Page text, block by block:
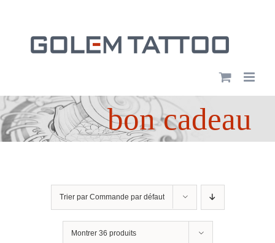
contenu
bon cadeau
Trier par Commande par défaut
Montrer 36 produits